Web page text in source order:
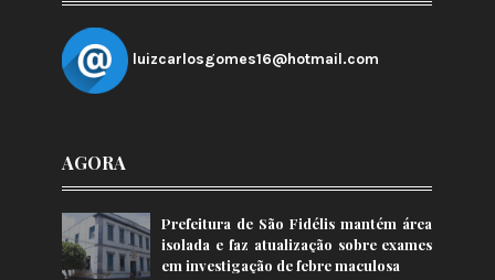
luizcarlosgomes16@hotmail.com
AGORA
Prefeitura de São Fidélis mantém área
isolada e faz atualização sobre exames
em investigação de febre maculosa